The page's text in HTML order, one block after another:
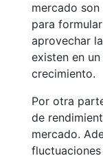
mercado
para
aprovechar
existen en
crecimiento.
Por otra
de
mercado.